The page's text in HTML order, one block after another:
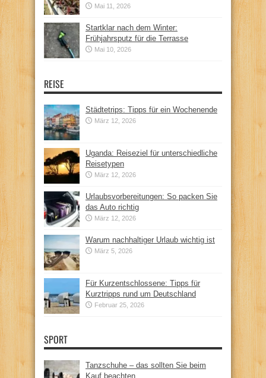
Mai 11, 2026
Startklar nach dem Winter:
Frühjahrsputz für die Terrasse
Mai 10, 2026
REISE
Städtetrips: Tipps für ein Wochenende
März 12, 2026
Uganda: Reiseziel für unterschiedliche
Reisetypen
März 12, 2026
Urlaubsvorbereitungen: So packen Sie
das Auto richtig
März 12, 2026
Warum nachhaltiger Urlaub wichtig ist
März 5, 2026
Für Kurzentschlossene: Tipps für
Kurztripps rund um Deutschland
Februar 25, 2026
SPORT
Tanzschuhe – das sollten Sie beim
Kauf beachten